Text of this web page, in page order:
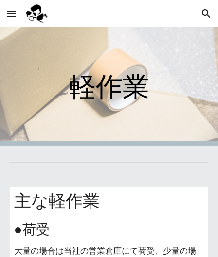
Skip to main content Skip to navigation
軽作業
主な軽作業
●荷受
大量の場合は当社の営業倉庫にて荷受、少量の場